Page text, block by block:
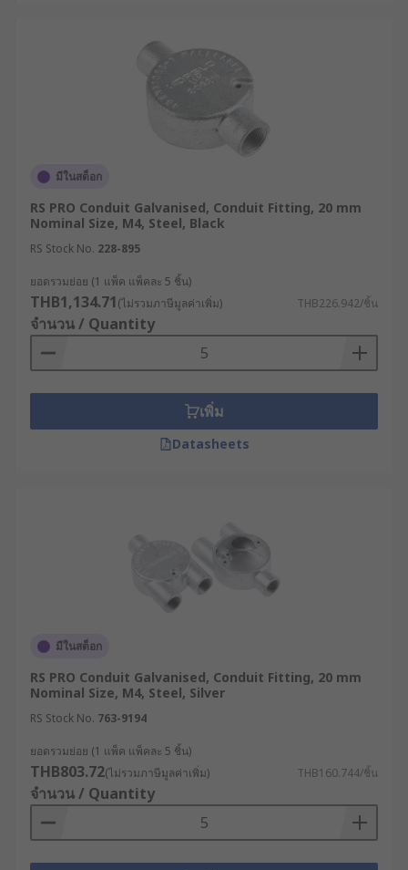
มีในสต็อก
RS PRO Conduit Galvanised, Conduit Fitting, 20 mm
Nominal Size, M4, Steel, Black
RS Stock No. 228-895
ยอดรวมย่อย (1 แพ็ค แพ็คละ 5 ชิ้น)
THB1,134.71(ไม่รวมภาษีมูลค่าเพิ่ม) THB226.942/ชิ้น
จำนวน / Quantity
เพิ่ม
Datasheets
มีในสต็อก
RS PRO Conduit Galvanised, Conduit Fitting, 20 mm
Nominal Size, M4, Steel, Silver
RS Stock No. 763-9194
ยอดรวมย่อย (1 แพ็ค แพ็คละ 5 ชิ้น)
THB803.72(ไม่รวมภาษีมูลค่าเพิ่ม) THB160.744/ชิ้น
จำนวน / Quantity